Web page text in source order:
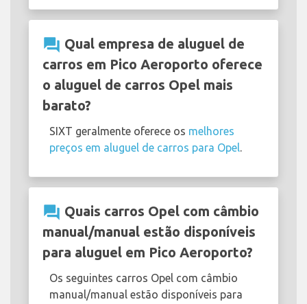
question_answer Qual empresa de aluguel de
carros em Pico Aeroporto oferece
o aluguel de carros Opel mais
barato?
SIXT geralmente oferece os melhores
preços em aluguel de carros para Opel.
question_answer Quais carros Opel com câmbio
manual/manual estão disponíveis
para aluguel em Pico Aeroporto?
Os seguintes carros Opel com câmbio
manual/manual estão disponíveis para